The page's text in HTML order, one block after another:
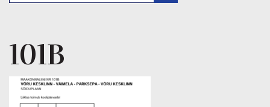
101B